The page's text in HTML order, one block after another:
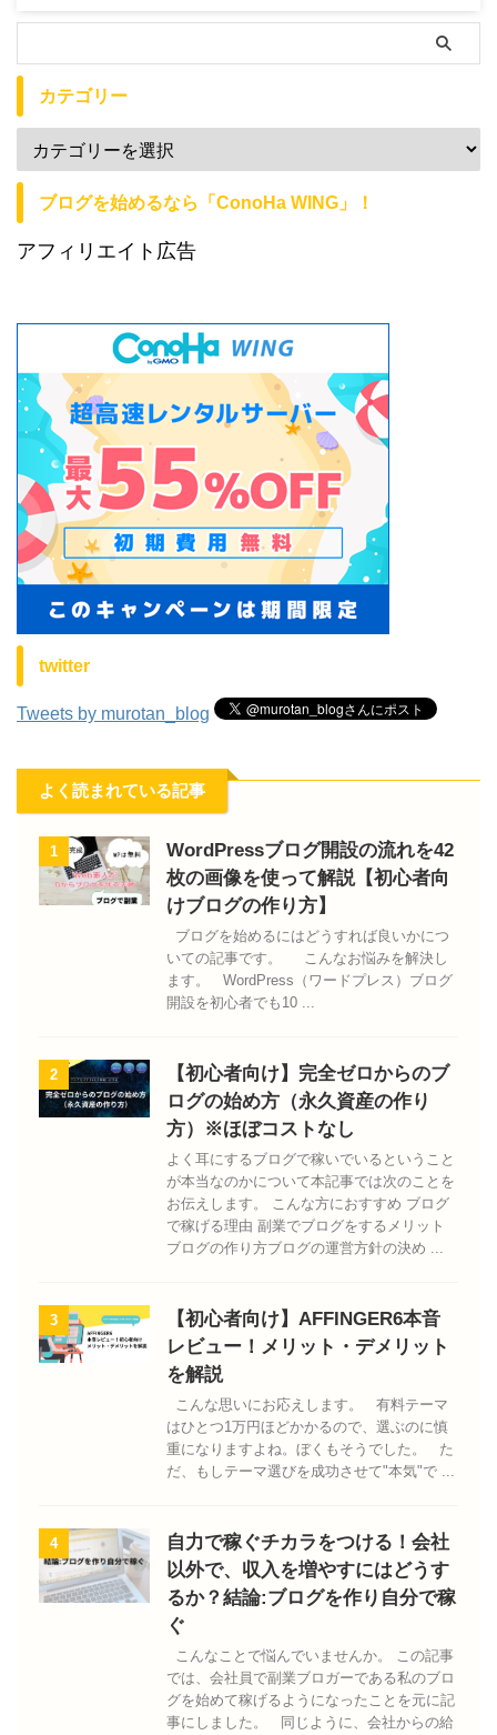
カテゴリー
ブログを始めるなら「ConoHa WING」！
アフィリエイト広告
twitter
Tweets by murotan_blog
よく読まれている記事
1
WordPressブログ開設の流れを42
枚の画像を使って解説【初心者向
けブログの作り方】
ブログを始めるにはどうすれば良いかにつ
いての記事です。 こんなお悩みを解決し
ます。 WordPress（ワードプレス）ブログ
開設を初心者でも10 ...
2
【初心者向け】完全ゼロからのブ
ログの始め方（永久資産の作り
方）※ほぼコストなし
よく耳にするブログで稼いでいるということ
が本当なのかについて本記事では次のことを
お伝えします。 こんな方におすすめ ブログ
で稼げる理由 副業でブログをするメリット
ブログの作り方ブログの運営方針の決め ...
3
【初心者向け】AFFINGER6本音
レビュー！メリット・デメリット
を解説
こんな思いにお応えします。 有料テーマ
はひとつ1万円ほどかかるので、選ぶのに慎
重になりますよね。ぼくもそうでした。 た
だ、もしテーマ選びを成功させて"本気"で ...
4
自力で稼ぐチカラをつける！会社
以外で、収入を増やすにはどうす
るか？結論:ブログを作り自分で稼
ぐ
こんなことで悩んでいませんか。 この記事
では、会社員で副業ブロガーである私のブロ
グを始めて稼げるようになったことを元に記
事にしました。 同じように、会社からの給